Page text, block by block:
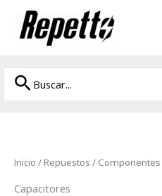
contenido
Buscar
por:
Buscar
Inicio / Repuestos / Componentes
Capacitores